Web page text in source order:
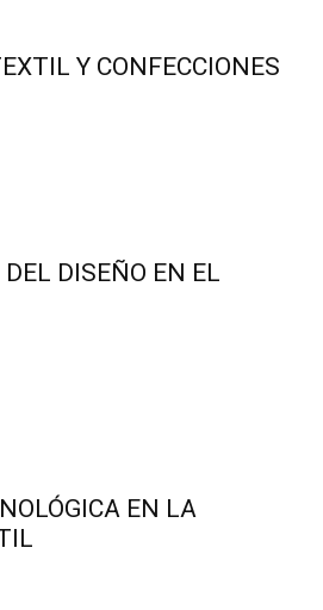
Y CONFECCIONES
DISEÑO EN EL
EN LA